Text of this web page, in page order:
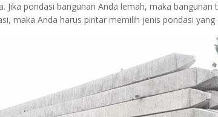
Jika pondasi bangunan Anda lemah, maka
maka Anda harus pintar memilih jenis pondasi